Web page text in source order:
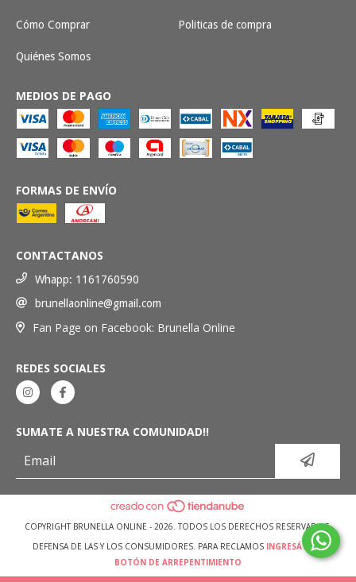
Cómo Comprar Politicas de compra
Quiénes Somos
MEDIOS DE PAGO
FORMAS DE ENVÍO
CONTACTANOS
Whapp: 1161760590
brunellaonline@gmail.com
Fan Page on Facebook: Brunella Online
REDES SOCIALES
SUMATE A NUESTRA COMUNIDAD!!
COPYRIGHT BRUNELLA ONLINE - 2026. TODOS LOS DERECHOS RESERVADOS.
DEFENSA DE LAS Y LOS CONSUMIDORES. PARA RECLAMOS INGRESÁ ACÁ.
BOTÓN DE ARREPENTIMIENTO